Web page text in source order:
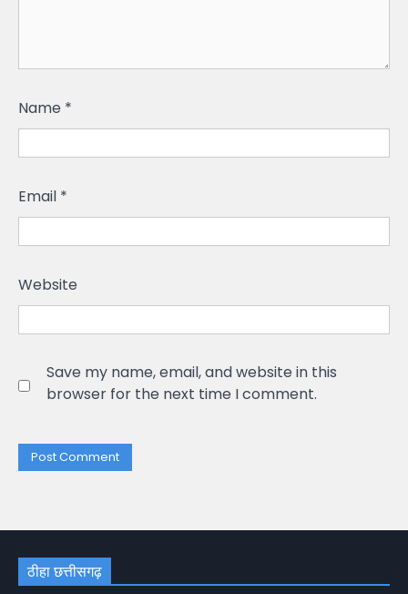
Name *
Email *
Website
Save my name, email, and website in this
browser for the next time I comment.
ठीहा छत्तीसगढ़